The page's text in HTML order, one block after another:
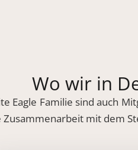
Wo wir in
Eagle Familie sind auch
Zusammenarbeit mit dem